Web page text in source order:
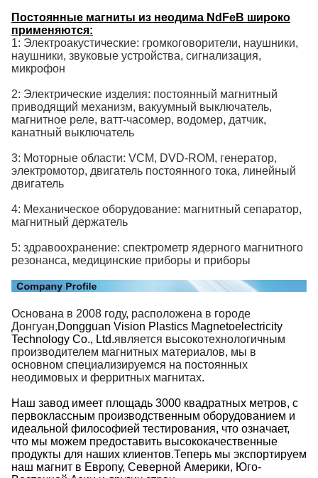
Постоянные магниты из неодима NdFeB широко
применяются:
1: Электроакустические: громкоговорители, наушники,
наушники, звуковые устройства, сигнализация,
микрофон
2: Электрические изделия: постоянный магнитный
приводящий механизм, вакуумный выключатель,
магнитное реле, ватт-часомер, водомер, датчик,
канатный выключатель
3: Моторные области: VCM, DVD-ROM, генератор,
электромотор, двигатель постоянного тока, линейный
двигатель
4: Механическое оборудование: магнитный сепаратор,
магнитный держатель
5: здравоохранение: спектрометр ядерного магнитного
резонанса, медицинские приборы и приборы
Основана в 2008 году, расположена в городе
Донгуан,Dongguan Vision Plastics Magnetoelectricity
Technology Co., Ltd.является высокотехнологичным
производителем магнитных материалов, мы в
основном специализируемся на постоянных
неодимовых и ферритных магнитах.
Наш завод имеет площадь 3000 квадратных метров, с
первоклассным производственным оборудованием и
идеальной философией тестирования, что означает,
что мы можем предоставить высококачественные
продукты для наших клиентов.Теперь мы экспортируем
наш магнит в Европу, Северной Америки, Юго-